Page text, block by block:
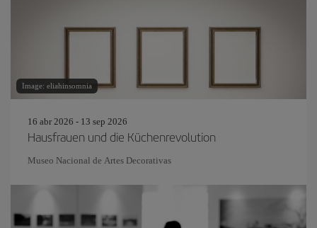
Image: eliahinsomnia
16 abr 2026 - 13 sep 2026
Hausfrauen und die Küchenrevolution
Museo Nacional de Artes Decorativas